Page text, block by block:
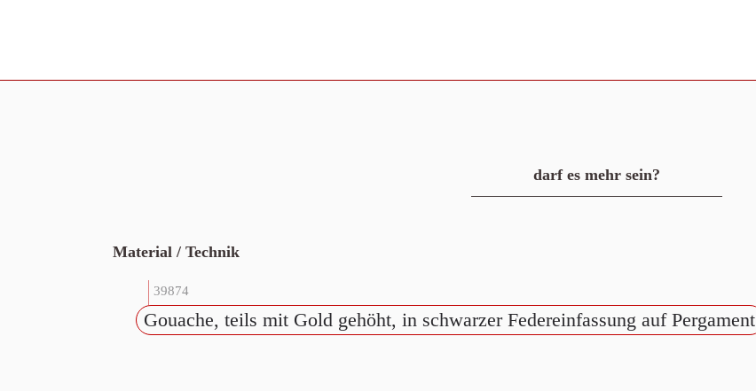
darf es mehr sein?
Material / Technik
39874
Gouache, teils mit Gold gehöht, in schwarzer Federeinfassung auf Pergament